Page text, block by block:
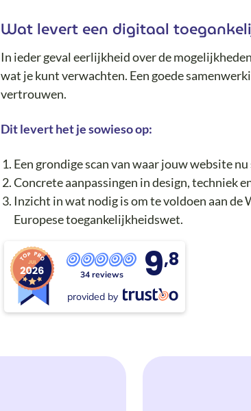
Wat levert een digitaal
In ieder geval eerlijkheid over de
wat je kunt verwachten. Een goede
vertrouwen.
Dit levert het je sowieso op:
Een grondige scan van waar jouw website
Concrete aanpassingen in design, techniek
Inzicht in wat nodig is om te voldoen aan de
Europese toegankelijkheidswet.
34 reviews 9,8
provided by